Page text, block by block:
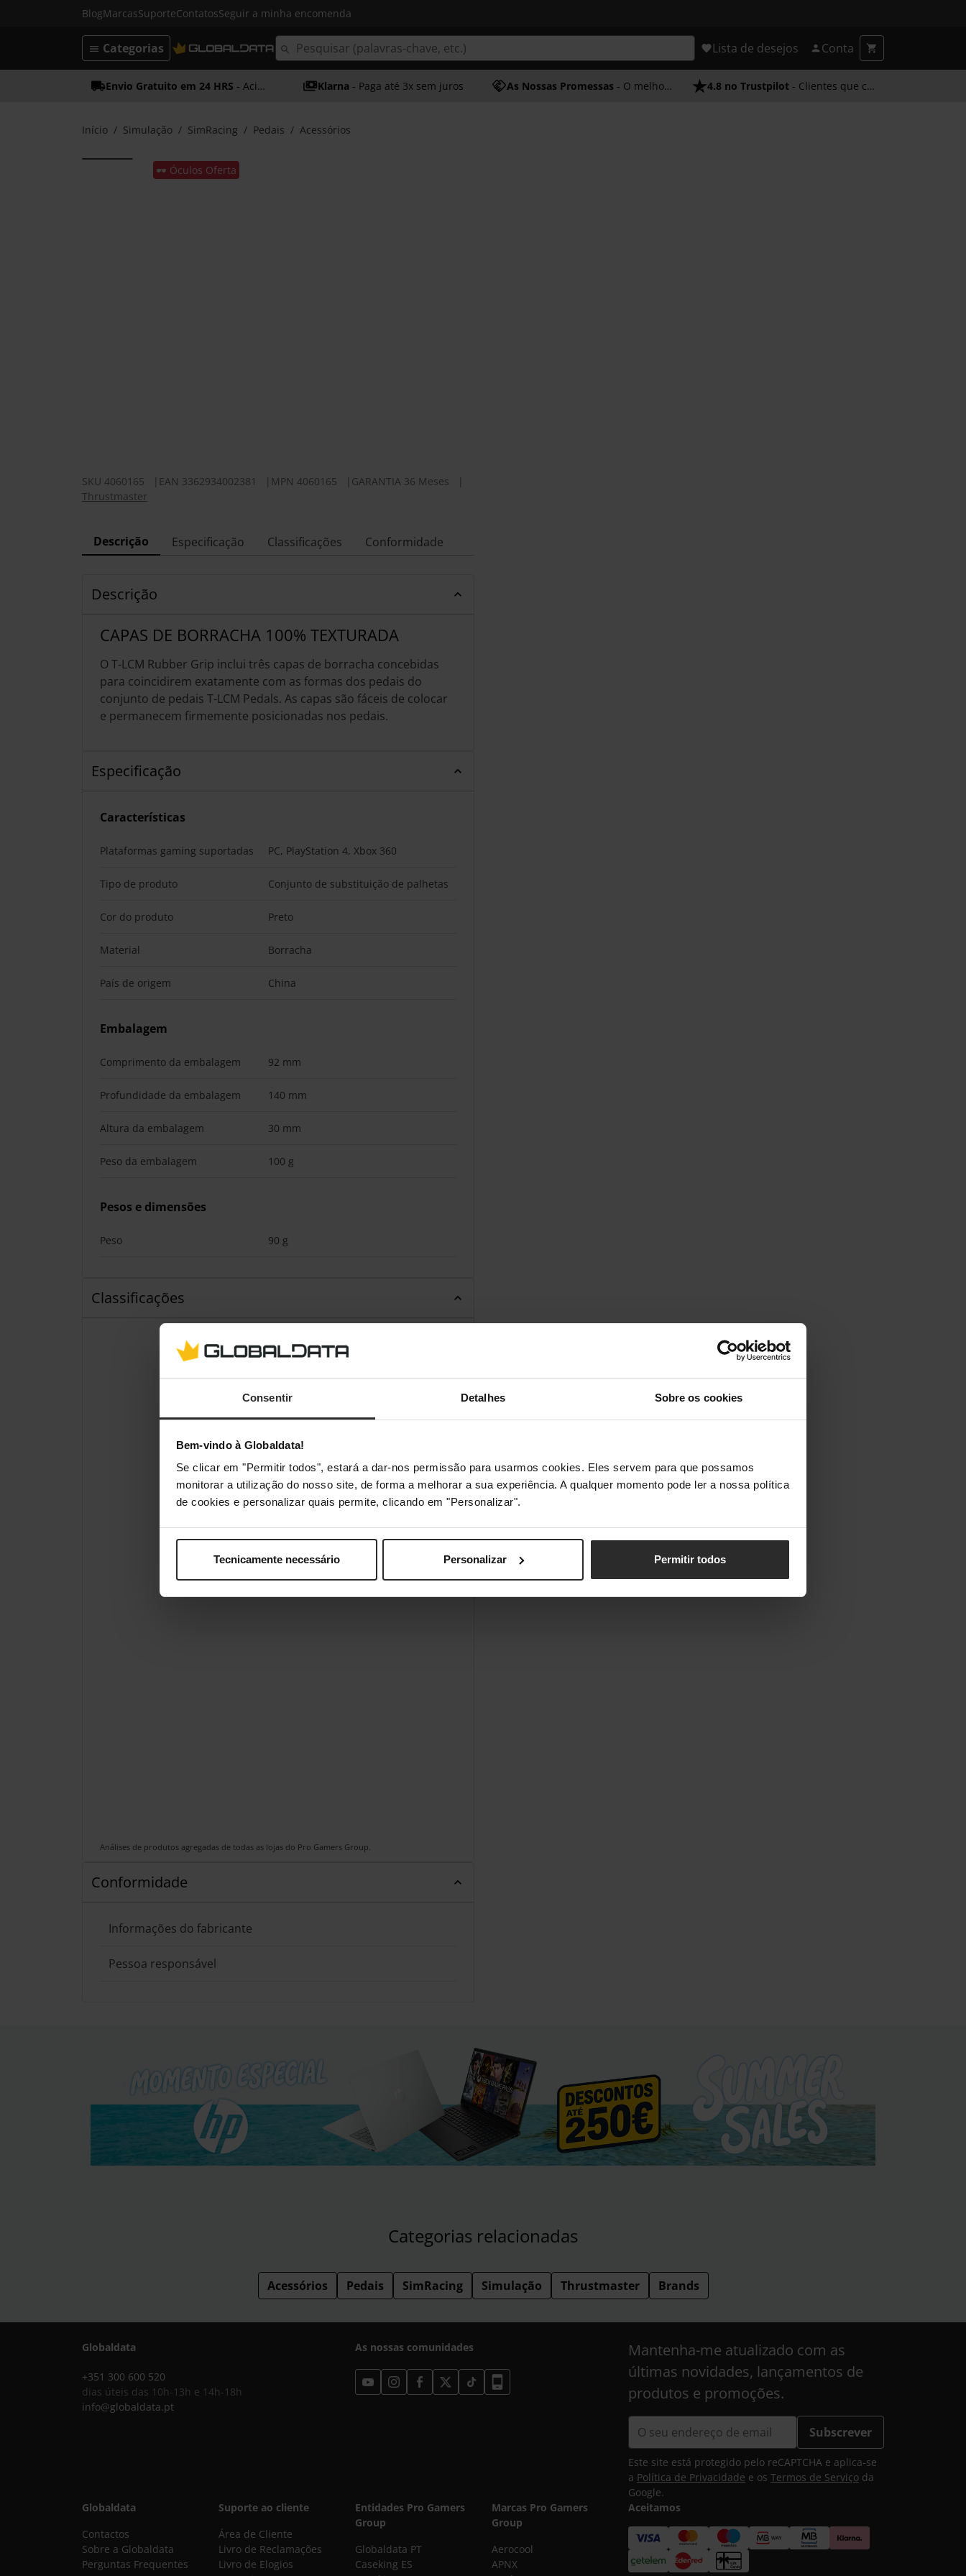
Consentir Detalhes Sobre os cookies
Bem-vindo à Globaldata!
Se clicar em "Permitir todos", estará a dar-nos permissão para usarmos cookies. Eles servem para que possamos
monitorar a utilização do nosso site, de forma a melhorar a sua experiência. A qualquer momento pode ler a nossa política
de cookies e personalizar quais permite, clicando em "Personalizar".
Tecnicamente necessário Personalizar Permitir todos
BlogMarcasSuporteContatosSeguir a minha encomenda
Lista de desejos Conta
Categorias
Envio Gratuito em 24 HRS - Acima dos 50€ Klarna - Paga até 3x sem juros As Nossas Promessas - O melhor atendimento 4.8 no Trustpilot - Clientes que confiam em nós
Início Simulação SimRacing Pedais Acessórios
🕶️ Óculos Oferta
SKU 4060165 EAN 3362934002381 MPN 4060165 GARANTIA 36 Meses
Thrustmaster
Descrição Especificação Classificações Conformidade
Descrição
CAPAS DE BORRACHA 100% TEXTURADA
O T-LCM Rubber Grip inclui três capas de borracha concebidas
para coincidirem exatamente com as formas dos pedais do
conjunto de pedais T-LCM Pedals. As capas são fáceis de colocar
e permanecem firmemente posicionadas nos pedais.
Especificação
Características
Plataformas gaming suportadas PC, PlayStation 4, Xbox 360
Tipo de produto Conjunto de substituição de palhetas
Cor do produto Preto
Material Borracha
País de origem China
Embalagem
Comprimento da embalagem 92 mm
Profundidade da embalagem 140 mm
Altura da embalagem 30 mm
Peso da embalagem 100 g
Pesos e dimensões
Peso 90 g
Classificações
Análises de produtos agregadas de todas as lojas do Pro Gamers Group.
Conformidade
Informações do fabricante
Pessoa responsável
Categorias relacionadas
Acessórios Pedais SimRacing Simulação Thrustmaster Brands
Globaldata
+351 300 600 520
dias úteis das 10h-13h e 14h-18h
info@globaldata.pt
As nossas comunidades
Mantenha-me atualizado com as
últimas novidades, lançamentos de
produtos e promoções.
Subscrever
Este site está protegido pelo reCAPTCHA e aplica-se
a Política de Privacidade e os Termos de Serviço da
Google.
Globaldata
Contactos
Sobre a Globaldata
Perguntas Frequentes
Suporte ao cliente
Área de Cliente
Livro de Reclamações
Livro de Elogios
Entidades Pro Gamers
Group
Globaldata PT
Caseking ES
Marcas Pro Gamers
Group
Aerocool
APNX
Aceitamos